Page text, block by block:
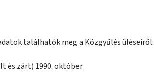
találhatók meg a Közgyűlés üléseiről:
és zárt) 1990. október